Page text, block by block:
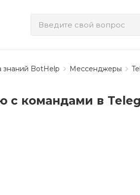
знаний BotHelp Мессенджеры
с командами в